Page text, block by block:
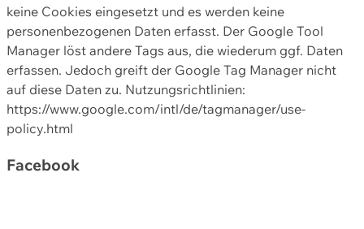
keine Cookies eingesetzt und es werden keine
personenbezogenen Daten erfasst. Der Google Tool
Manager löst andere Tags aus, die wiederum ggf. Daten
erfassen. Jedoch greift der Google Tag Manager nicht
auf diese Daten zu. Nutzungsrichtlinien:
https://www.google.com/intl/de/tagmanager/use-
policy.html
Facebook